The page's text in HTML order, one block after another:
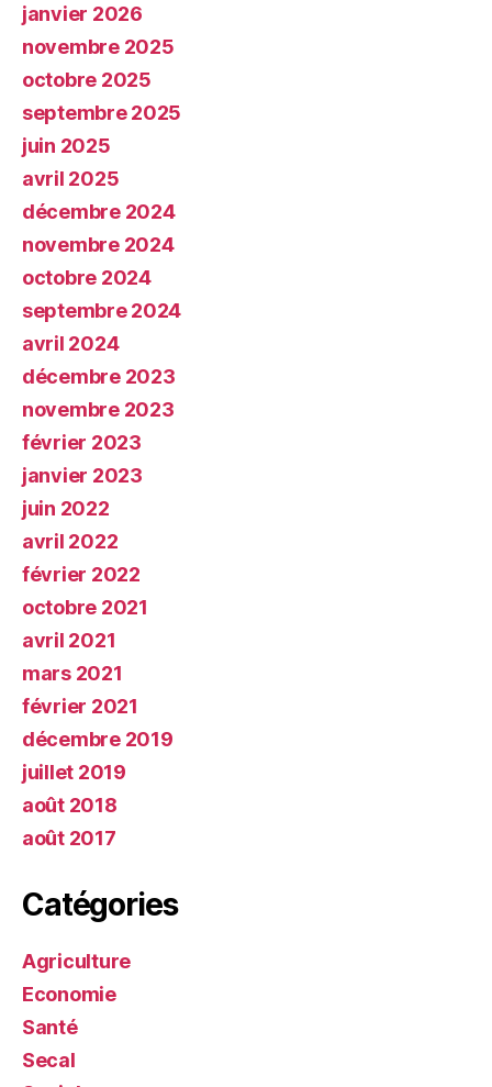
janvier 2026
novembre 2025
octobre 2025
septembre 2025
juin 2025
avril 2025
décembre 2024
novembre 2024
octobre 2024
septembre 2024
avril 2024
décembre 2023
novembre 2023
février 2023
janvier 2023
juin 2022
avril 2022
février 2022
octobre 2021
avril 2021
mars 2021
février 2021
décembre 2019
juillet 2019
août 2018
août 2017
Catégories
Agriculture
Economie
Santé
Secal